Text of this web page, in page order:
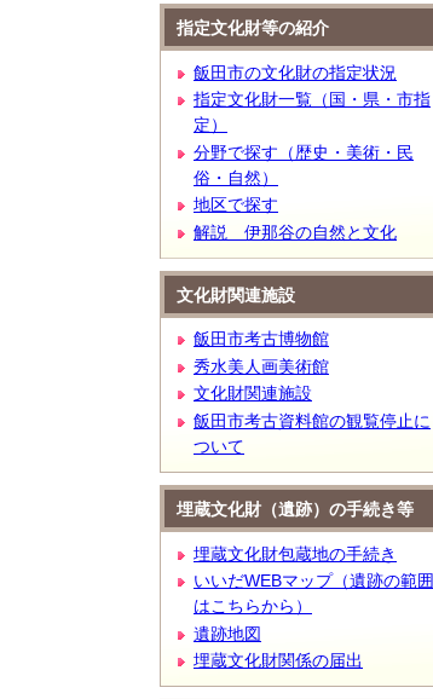
指定文化財等の紹介
飯田市の文化財の指定状況
指定文化財一覧（国・県・市指
定）
分野で探す（歴史・美術・民
俗・自然）
地区で探す
解説 伊那谷の自然と文化
文化財関連施設
飯田市考古博物館
秀水美人画美術館
文化財関連施設
飯田市考古資料館の観覧停止に
ついて
埋蔵文化財（遺跡）の手続き等
埋蔵文化財包蔵地の手続き
いいだWEBマップ（遺跡の範囲
はこちらから）
遺跡地図
埋蔵文化財関係の届出